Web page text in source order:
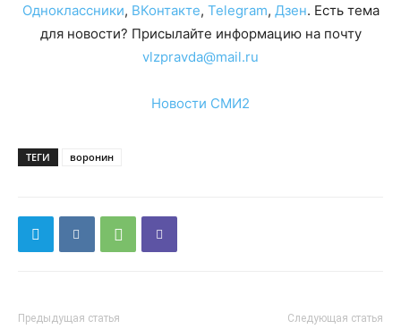
Одноклассники, ВКонтакте, Telegram, Дзен. Есть тема
для новости? Присылайте информацию на почту
vlzpravda@mail.ru
Новости СМИ2
ТЕГИ воронин
Предыдущая статья Следующая статья